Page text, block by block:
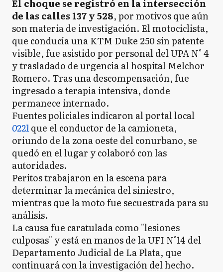
El choque se registró en la intersección
de las calles 137 y 528, por motivos que aún
son materia de investigación. El motociclista,
que conducía una KTM Duke 250 sin patente
visible, fue asistido por personal del UPA N° 4
y trasladado de urgencia al hospital Melchor
Romero. Tras una descompensación, fue
ingresado a terapia intensiva, donde
permanece internado.
Fuentes policiales indicaron al portal local
0221que el conductor de la camioneta,
oriundo de la zona oeste del conurbano, se
quedó en el lugar y colaboró con las
autoridades.
Peritos trabajaron en la escena para
determinar la mecánica del siniestro,
mientras que la moto fue secuestrada para su
análisis.
La causa fue caratulada como "lesiones
culposas" y está en manos de la UFI N°14 del
Departamento Judicial de La Plata, que
continuará con la investigación del hecho.